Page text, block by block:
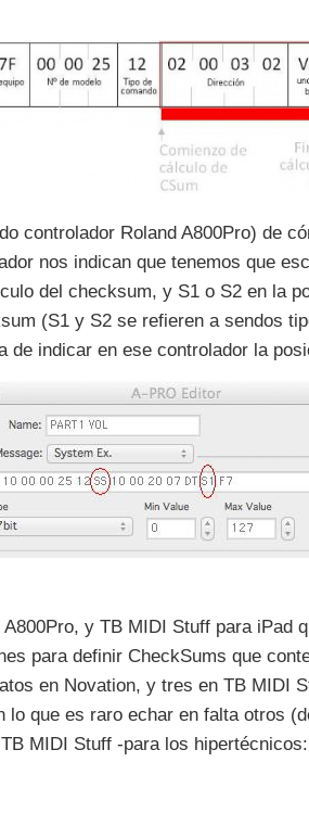
controlador Roland A800Pro) de
nos indican que tenemos que
del checksum, y S1 o S2 en la
(S1 y S2 se refieren a sendos
de indicar en ese controlador la
y TB MIDI Stuff para iPad
para definir CheckSums que
en Novation, y tres en TB MIDI
lo que es raro echar en falta otros
MIDI Stuff -para los